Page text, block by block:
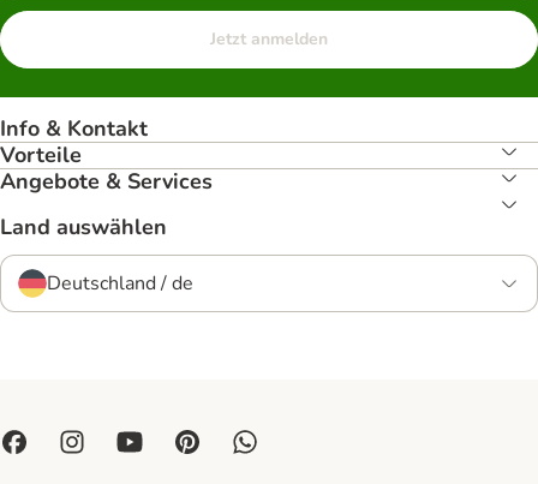
Jetzt anmelden
Info & Kontakt
Vorteile
Angebote & Services
Land auswählen
Deutschland / de